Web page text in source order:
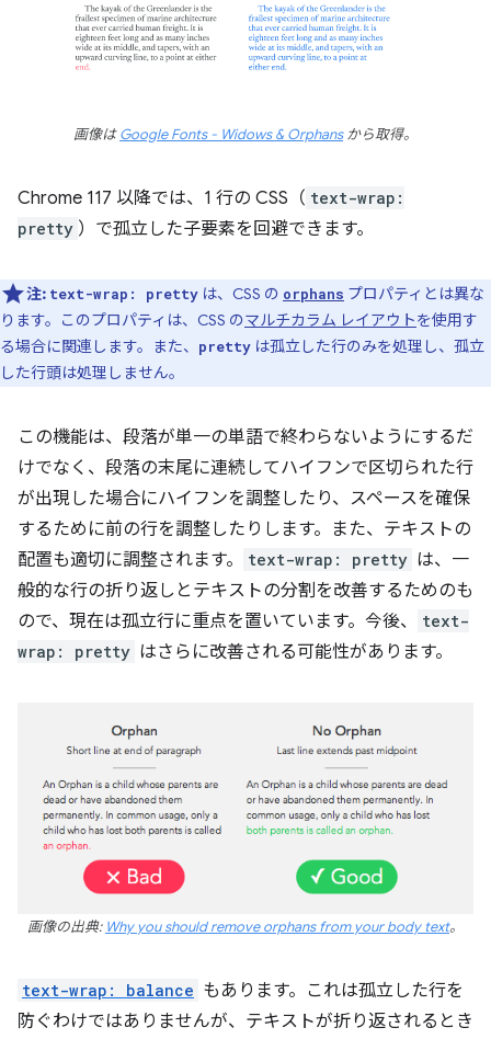
画像はGoogle Fonts - Widows & Orphansから取得。
Chrome 117 以降では、1 行の CSS（ text-wrap:
pretty ）で孤立した子要素を回避できます。
注: text-wrap: pretty は、CSS の orphans プロパティとは異な
ります。このプロパティは、CSS のマルチカラム レイアウトを使用す
る場合に関連します。また、
pretty は孤立した行のみを処理し、孤立
した行頭は処理しません。
この機能は、段落が単一の単語で終わらないようにするだ
けでなく、段落の末尾に連続してハイフンで区切られた行
が出現した場合にハイフンを調整したり、スペースを確保
するために前の行を調整したりします。また、テキストの
配置も適切に調整されます。
text-wrap: pretty は、一
般的な行の折り返しとテキストの分割を改善するためのも
ので、現在は孤立行に重点を置いています。今後、
text-
wrap: pretty はさらに改善される可能性があります。
画像の出典: Why you should remove orphans from your body text。
text-wrap: balance もあります。これは孤立した行を
防ぐわけではありませんが、テキストが折り返されるとき